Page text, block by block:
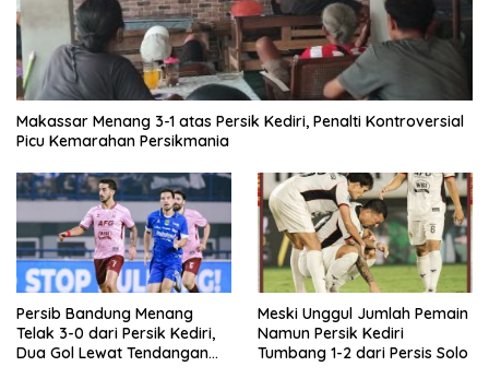
Makassar Menang 3-1 atas Persik Kediri, Penalti Kontroversial
Picu Kemarahan Persikmania
Persib Bandung Menang
Telak 3-0 dari Persik Kediri,
Dua Gol Lewat Tendangan
Meski Unggul Jumlah Pemain
Namun Persik Kediri
Tumbang 1-2 dari Persis Solo